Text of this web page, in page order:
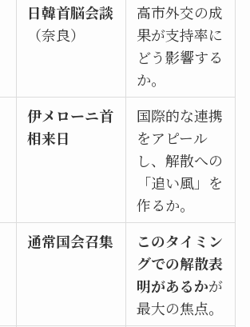
日韓首脳会談
（奈良）
高市外交の成
果が支持率に
どう影響する
か。
伊メローニ首
相来日
国際的な連携
をアピール
し、解散への
「追い風」を
作るか。
通常国会召集
このタイミン
グでの解散表
明があるかが
最大の焦点。